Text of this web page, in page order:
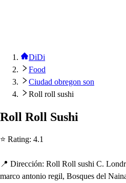
DiDi
Food
Ciudad obregon son
Roll roll sushi
Roll Roll Sushi
⭐ Rating: 4.1
📍 Dirección: Roll Roll sushi C.
marco antonio regil, Bosques del